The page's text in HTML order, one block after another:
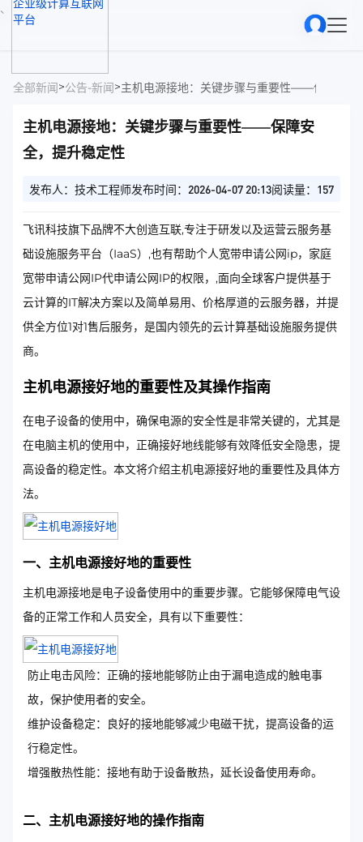
、
全部新闻>公告-新闻>主机电源接地：关键步骤与重要性——保障安全
主机电源接地：关键步骤与重要性——保障安
全，提升稳定性
发布人：技术工程师发布时间：2026-04-07 20:13阅读量：157
飞讯科技旗下品牌不大创造互联,专注于研发以及运营云服务基
础设施服务平台（IaaS）,也有帮助个人宽带申请公网ip，家庭
宽带申请公网IP代申请公网IP的权限，,面向全球客户提供基于
云计算的IT解决方案以及简单易用、价格厚道的云服务器，并提
供全方位1对1售后服务，是国内领先的云计算基础设施服务提供
商。
主机电源接好地的重要性及其操作指南
在电子设备的使用中，确保电源的安全性是非常关键的，尤其是
在电脑主机的使用中，正确接好地线能够有效降低安全隐患，提
高设备的稳定性。本文将介绍主机电源接好地的重要性及具体方
法。
一、主机电源接好地的重要性
主机电源接地是电子设备使用中的重要步骤。它能够保障电气设
备的正常工作和人员安全，具有以下重要性：
防止电击风险：正确的接地能够防止由于漏电造成的触电事
故，保护使用者的安全。
维护设备稳定：良好的接地能够减少电磁干扰，提高设备的运
行稳定性。
增强散热性能：接地有助于设备散热，延长设备使用寿命。
二、主机电源接好地的操作指南